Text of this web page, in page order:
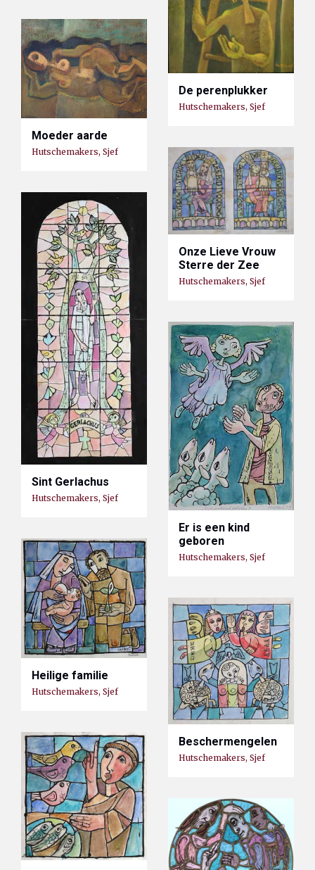
De perenplukker
Hutschemakers, Sjef
Moeder aarde
Hutschemakers, Sjef
Onze Lieve Vrouw
Sterre der Zee
Hutschemakers, Sjef
Sint Gerlachus
Hutschemakers, Sjef
Er is een kind
geboren
Hutschemakers, Sjef
Heilige familie
Hutschemakers, Sjef
Beschermengelen
Hutschemakers, Sjef